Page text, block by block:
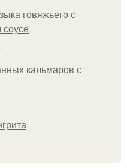
говяжьего с
кальмаров с